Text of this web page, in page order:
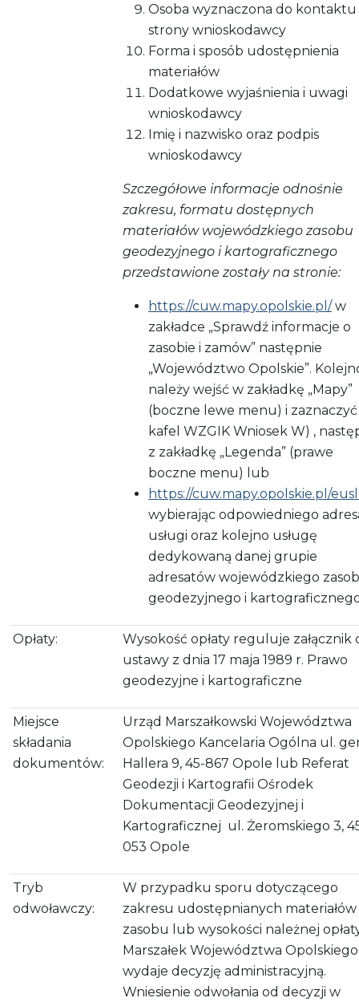
Osoba wyznaczona do kontaktu
strony wnioskodawcy
Forma i sposób udostępnienia
materiałów
Dodatkowe wyjaśnienia i uwagi
wnioskodawcy
Imię i nazwisko oraz podpis
wnioskodawcy
Szczegółowe informacje odnośnie
zakresu, formatu dostępnych
materiałów wojewódzkiego zasobu
geodezyjnego i kartograficznego
przedstawione zostały na stronie:
https://cuw.mapy.opolskie.pl/w
zakładce „Sprawdź informacje o
zasobie i zamów” następnie
„Województwo Opolskie”.
należy wejść w zakładkę „Mapy”
(boczne lewe menu) i zaznaczyć
kafel WZGIK Wniosek W) ,
z zakładkę „Legenda” (prawe
boczne menu) lub
https://cuw.mapy.opolskie.pl/
wybierając odpowiedniego
usługi oraz kolejno usługę
dedykowaną danej grupie
adresatów wojewódzkiego
geodezyjnego i
Opłaty:
Wysokość opłaty reguluje załącznik
ustawy z dnia 17 maja 1989 r. Prawo
geodezyjne i kartograficzne
Miejsce
składania
dokumentów:
Urząd Marszałkowski Województwa
Opolskiego Kancelaria Ogólna ul.
Hallera 9, 45-867 Opole lub Referat
Geodezji i Kartografii Ośrodek
Dokumentacji Geodezyjnej i
Kartograficznej ul. Żeromskiego 3,
053 Opole
Tryb
odwoławczy:
W przypadku sporu dotyczącego
zakresu udostępnianych materiałów
zasobu lub wysokości należnej
Marszałek Województwa Opolskiego
wydaje decyzję administracyjną.
Wniesienie odwołania od decyzji w